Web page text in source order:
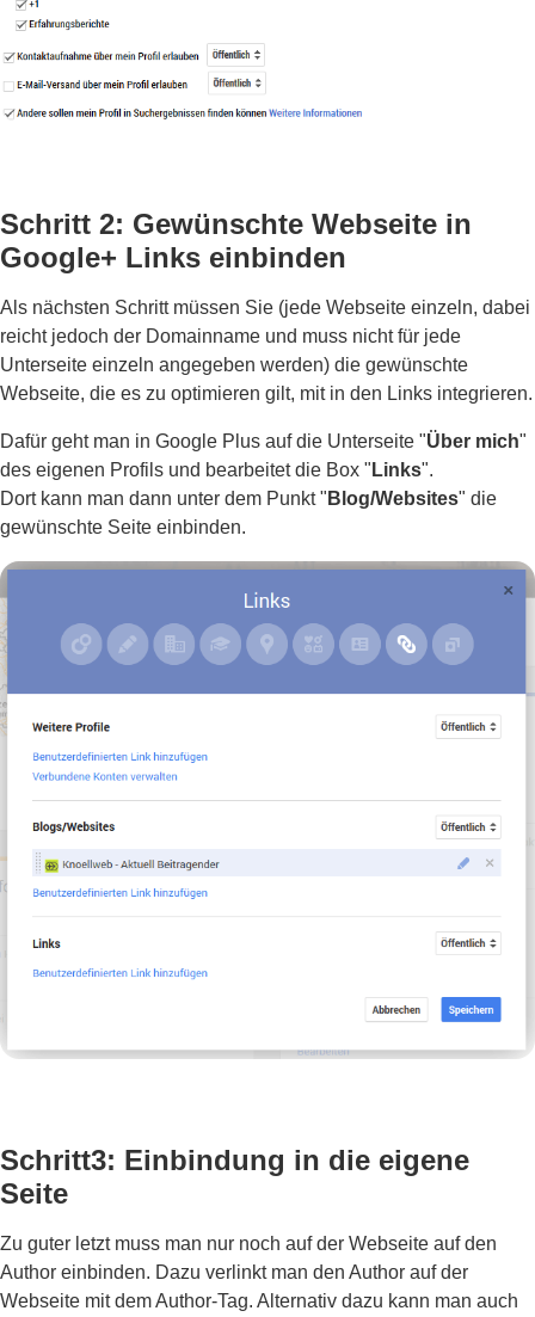
Schritt 2: Gewünschte Webseite in
Google+ Links einbinden
Als nächsten Schritt müssen Sie (jede Webseite einzeln, dabei
reicht jedoch der Domainname und muss nicht für jede
Unterseite einzeln angegeben werden) die gewünschte
Webseite, die es zu optimieren gilt, mit in den Links integrieren.
Dafür geht man in Google Plus auf die Unterseite "Über mich"
des eigenen Profils und bearbeitet die Box " Links".
Dort kann man dann unter dem Punkt " Blog/Websites" die
gewünschte Seite einbinden.
Schritt3: Einbindung in die eigene
Seite
Zu guter letzt muss man nur noch auf der Webseite auf den
Author einbinden. Dazu verlinkt man den Author auf der
Webseite mit dem Author-Tag. Alternativ dazu kann man auch